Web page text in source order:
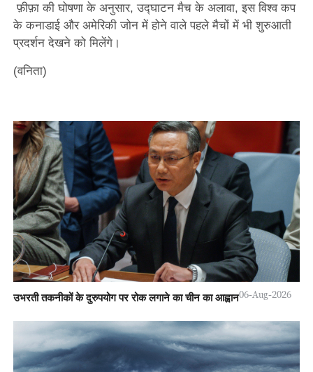
फ़ीफ़ा की घोषणा के अनुसार, उद्घाटन मैच के अलावा, इस विश्व कप
के कनाडाई और अमेरिकी जोन में होने वाले पहले मैचों में भी शुरुआती
प्रदर्शन देखने को मिलेंगे।
(वनिता)
उभरती तकनीकों के दुरुपयोग पर रोक लगाने का चीन का आह्वान06-Aug-2026